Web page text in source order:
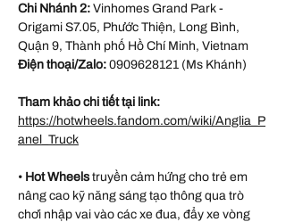
Chi Nhánh 2: Vinhomes Grand Park -
Origami S7.05, Phước Thiện, Long Bình,
Quận 9, Thành phố Hồ Chí Minh, Vietnam
Điện thoại/Zalo: 0909628121 (Ms Khánh)
Tham khảo chi tiết tại link:
https://hotwheels.fandom.com/wiki/Anglia_P
anel_Truck
• Hot Wheelstruyền cảm hứng cho trẻ em
nâng cao kỹ năng sáng tạo thông qua trò
chơi nhập vai vào các xe đua, đẩy xe vòng